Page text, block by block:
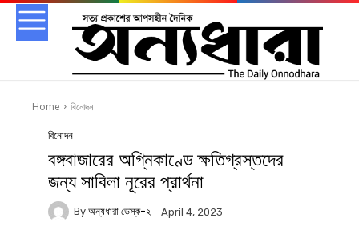
Home বিনোদন
বিনোদন
বঙ্গবাজারের অগ্নিকাণ্ডে ক্ষতিগ্রস্তদের
জন্য সাবিলা নূরের প্রার্থনা
By অন্যধারা ডেস্ক-২ April 4, 2023